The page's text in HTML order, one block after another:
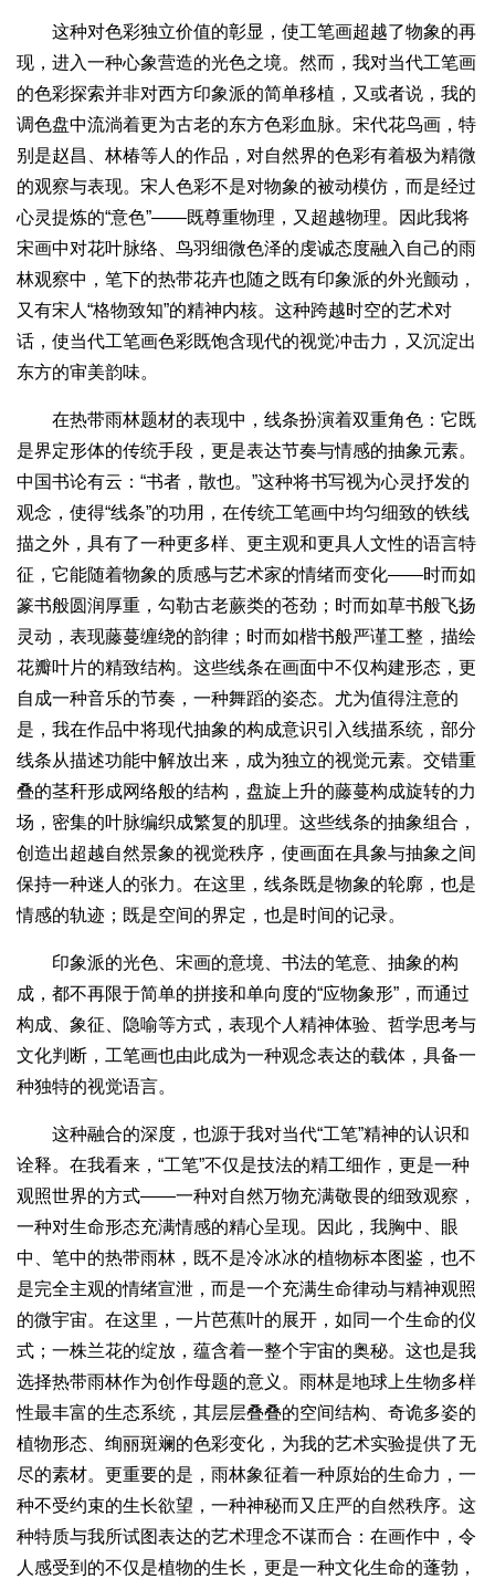
这种对色彩独立价值的彰显，使工笔画超越了物象的再
现，进入一种心象营造的光色之境。然而，我对当代工笔画
的色彩探索并非对西方印象派的简单移植，又或者说，我的
调色盘中流淌着更为古老的东方色彩血脉。宋代花鸟画，特
别是赵昌、林椿等人的作品，对自然界的色彩有着极为精微
的观察与表现。宋人色彩不是对物象的被动模仿，而是经过
心灵提炼的“意色”——既尊重物理，又超越物理。因此我将
宋画中对花叶脉络、鸟羽细微色泽的虔诚态度融入自己的雨
林观察中，笔下的热带花卉也随之既有印象派的外光颤动，
又有宋人“格物致知”的精神内核。这种跨越时空的艺术对
话，使当代工笔画色彩既饱含现代的视觉冲击力，又沉淀出
东方的审美韵味。
在热带雨林题材的表现中，线条扮演着双重角色：它既
是界定形体的传统手段，更是表达节奏与情感的抽象元素。
中国书论有云：“书者，散也。”这种将书写视为心灵抒发的
观念，使得“线条”的功用，在传统工笔画中均匀细致的铁线
描之外，具有了一种更多样、更主观和更具人文性的语言特
征，它能随着物象的质感与艺术家的情绪而变化——时而如
篆书般圆润厚重，勾勒古老蕨类的苍劲；时而如草书般飞扬
灵动，表现藤蔓缠绕的韵律；时而如楷书般严谨工整，描绘
花瓣叶片的精致结构。这些线条在画面中不仅构建形态，更
自成一种音乐的节奏，一种舞蹈的姿态。尤为值得注意的
是，我在作品中将现代抽象的构成意识引入线描系统，部分
线条从描述功能中解放出来，成为独立的视觉元素。交错重
叠的茎秆形成网络般的结构，盘旋上升的藤蔓构成旋转的力
场，密集的叶脉编织成繁复的肌理。这些线条的抽象组合，
创造出超越自然景象的视觉秩序，使画面在具象与抽象之间
保持一种迷人的张力。在这里，线条既是物象的轮廓，也是
情感的轨迹；既是空间的界定，也是时间的记录。
印象派的光色、宋画的意境、书法的笔意、抽象的构
成，都不再限于简单的拼接和单向度的“应物象形”，而通过
构成、象征、隐喻等方式，表现个人精神体验、哲学思考与
文化判断，工笔画也由此成为一种观念表达的载体，具备一
种独特的视觉语言。
这种融合的深度，也源于我对当代“工笔”精神的认识和
诠释。在我看来，“工笔”不仅是技法的精工细作，更是一种
观照世界的方式——一种对自然万物充满敬畏的细致观察，
一种对生命形态充满情感的精心呈现。因此，我胸中、眼
中、笔中的热带雨林，既不是冷冰冰的植物标本图鉴，也不
是完全主观的情绪宣泄，而是一个充满生命律动与精神观照
的微宇宙。在这里，一片芭蕉叶的展开，如同一个生命的仪
式；一株兰花的绽放，蕴含着一整个宇宙的奥秘。这也是我
选择热带雨林作为创作母题的意义。雨林是地球上生物多样
性最丰富的生态系统，其层层叠叠的空间结构、奇诡多姿的
植物形态、绚丽斑斓的色彩变化，为我的艺术实验提供了无
尽的素材。更重要的是，雨林象征着一种原始的生命力，一
种不受约束的生长欲望，一种神秘而又庄严的自然秩序。这
种特质与我所试图表达的艺术理念不谋而合：在画作中，令
人感受到的不仅是植物的生长，更是一种文化生命的蓬勃，